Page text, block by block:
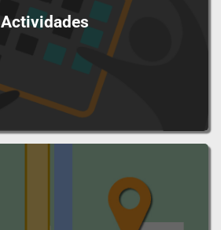
Actividades